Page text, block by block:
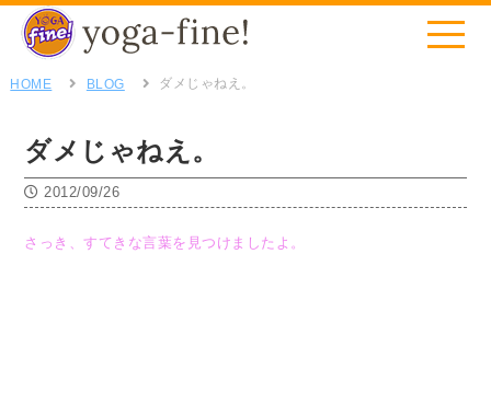
HOME BLOG ダメじゃねえ。
ダメじゃねえ。
2012/09/26
さっき、すてきな言葉を見つけましたよ。